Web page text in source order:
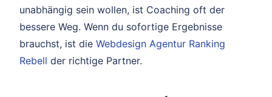
unabhängig sein wollen, ist Coaching oft der
bessere Weg. Wenn du sofortige Ergebnisse
brauchst, ist die Webdesign Agentur Ranking
Rebell der richtige Partner.